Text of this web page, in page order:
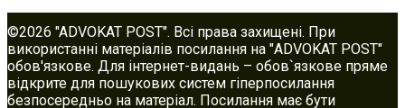
©2026 "ADVOKAT POST". Всі права захищені. При
використанні матеріалів посилання на "ADVOKAT POST"
обов'язкове. Для інтернет-видань – обов`язкове пряме
відкрите для пошукових систем гіперпосилання
безпосередньо на матеріал. Посилання має бути